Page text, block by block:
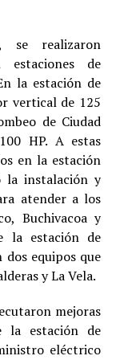
se realizaron
estaciones de
la estación de
vertical de 125
de Ciudad
HP. A estas
en la estación
la instalación y
atender a los
Buchivacoa y
la estación de
equipos que
y La Vela.
mejoras
la estación de
eléctrico